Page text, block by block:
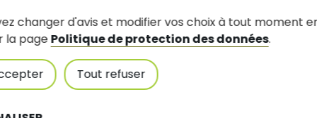
changer d'avis et modifier vos choix à tout moment
la page Politique de protection des données.
Tout refuser